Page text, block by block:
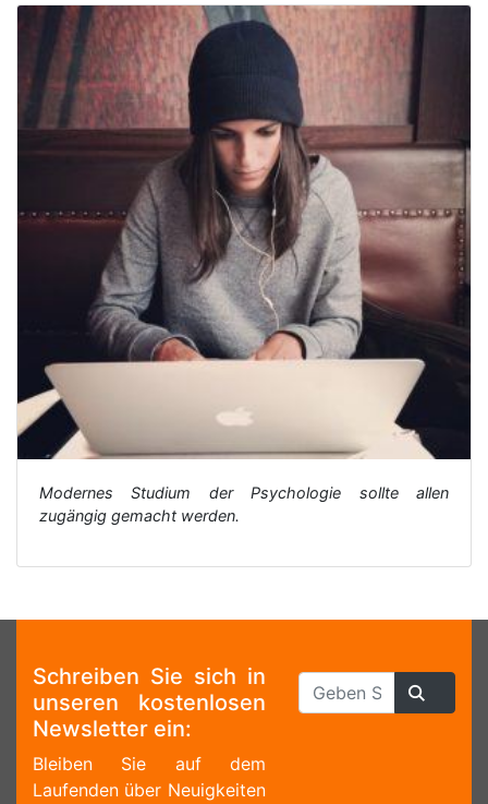
Modernes Studium der Psychologie sollte allen
zugängig gemacht werden.
Schreiben Sie sich in
unseren kostenlosen
Newsletter ein:
Bleiben Sie auf dem
Laufenden über Neuigkeiten